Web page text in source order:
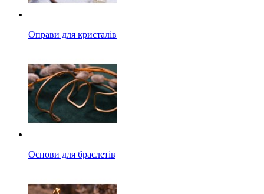
Оправи для кристалів
Основи для браслетів